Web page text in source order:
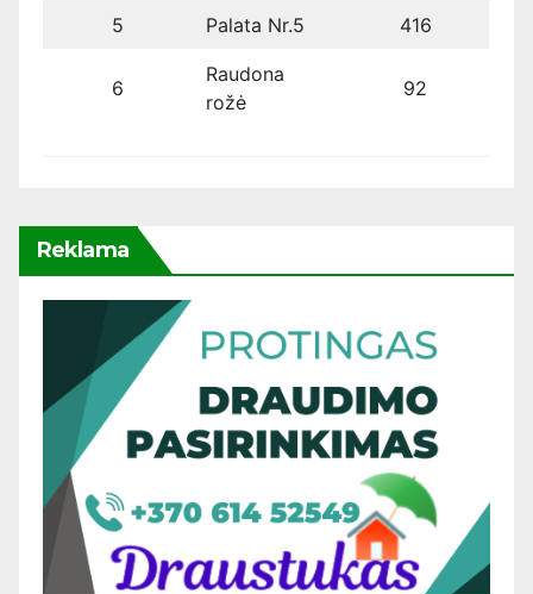
5 Palata Nr.5 416
6
Raudona
rožė
92
Reklama